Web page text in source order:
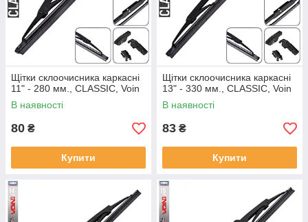
Щітки склоочисника каркасні
11" - 280 мм., CLASSIC, Voin
В наявності
80 ₴
Купити
Щітки склоочисника каркасні
13" - 330 мм., CLASSIC, Voin
В наявності
83 ₴
Купити